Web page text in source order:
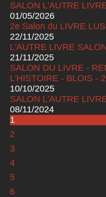
SALON L'AUTRE
01/05/2026
2e Salon du LIVRE
22/11/2025
L'AUTRE LIVRE
21/11/2025
SALON DU LIVRE -
L'HISTOIRE - BLOIS -
10/10/2025
SALON L'AUTRE
08/11/2024
Pages
1
2
3
4
5
6